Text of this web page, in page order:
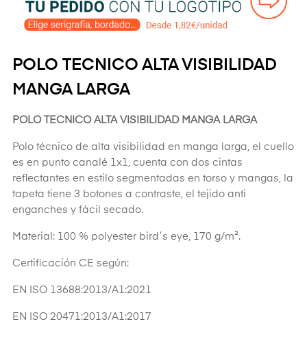
POLO TECNICO ALTA VISIBILIDAD
MANGA LARGA
POLO TECNICO ALTA VISIBILIDAD MANGA LARGA
Polo técnico de alta visibilidad en manga larga, el cuello
es en punto canalé 1x1, cuenta con dos cintas
reflectantes en estilo segmentadas en torso y mangas, la
tapeta tiene 3 botones a contraste, el tejido anti
enganches y fácil secado.
Material: 100 % polyester bird´s eye, 170 g/m².
Certificación CE según:
EN ISO 13688:2013/A1:2021
EN ISO 20471:2013/A1:2017